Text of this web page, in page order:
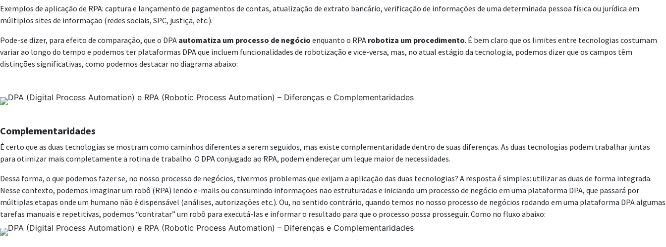
Exemplos de aplicação de RPA: captura e lançamento de pagamentos de contas, atualização de extrato bancário, verificação de informações de uma determinada pessoa física ou jurídica em
múltiplos sites de informação (redes sociais, SPC, justiça, etc.).
Pode-se dizer, para efeito de comparação, que o DPA automatiza um processo de negócio enquanto o RPA robotiza um procedimento. É bem claro que os limites entre tecnologias costumam
variar ao longo do tempo e podemos ter plataformas DPA que incluem funcionalidades de robotização e vice-versa, mas, no atual estágio da tecnologia, podemos dizer que os campos têm
distinções significativas, como podemos destacar no diagrama abaixo:
Complementaridades
É certo que as duas tecnologias se mostram como caminhos diferentes a serem seguidos, mas existe complementaridade dentro de suas diferenças. As duas tecnologias podem trabalhar juntas
para otimizar mais completamente a rotina de trabalho. O DPA conjugado ao RPA, podem endereçar um leque maior de necessidades.
Dessa forma, o que podemos fazer se, no nosso processo de negócios, tivermos problemas que exijam a aplicação das duas tecnologias? A resposta é simples: utilizar as duas de forma integrada.
Nesse contexto, podemos imaginar um robô (RPA) lendo e-mails ou consumindo informações não estruturadas e iniciando um processo de negócio em uma plataforma DPA, que passará por
múltiplas etapas onde um humano não é dispensável (análises, autorizações etc.). Ou, no sentido contrário, quando temos no nosso processo de negócios rodando em uma plataforma DPA algumas
tarefas manuais e repetitivas, podemos “contratar” um robô para executá-las e informar o resultado para que o processo possa prosseguir. Como no fluxo abaixo: